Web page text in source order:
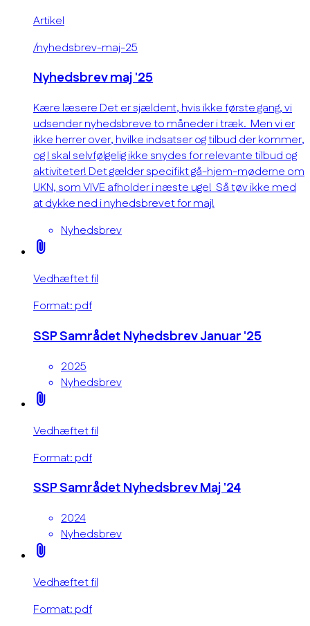
Artikel
/nyhedsbrev-maj-25
Nyhedsbrev maj '25
Kære læsere Det er sjældent, hvis ikke første gang, vi
udsender nyhedsbreve to måneder i træk. Men vi er
ikke herrer over, hvilke indsatser og tilbud der kommer,
og I skal selvfølgelig ikke snydes for relevante tilbud og
aktiviteter! Det gælder specifikt gå-hjem-møderne om
UKN, som VIVE afholder i næste uge! Så tøv ikke med
at dykke ned i nyhedsbrevet for maj!
Nyhedsbrev
attach_file
Vedhæftet fil
Format: pdf
SSP Samrådet Nyhedsbrev Januar '25
2025
Nyhedsbrev
attach_file
Vedhæftet fil
Format: pdf
SSP Samrådet Nyhedsbrev Maj '24
2024
Nyhedsbrev
attach_file
Vedhæftet fil
Format: pdf